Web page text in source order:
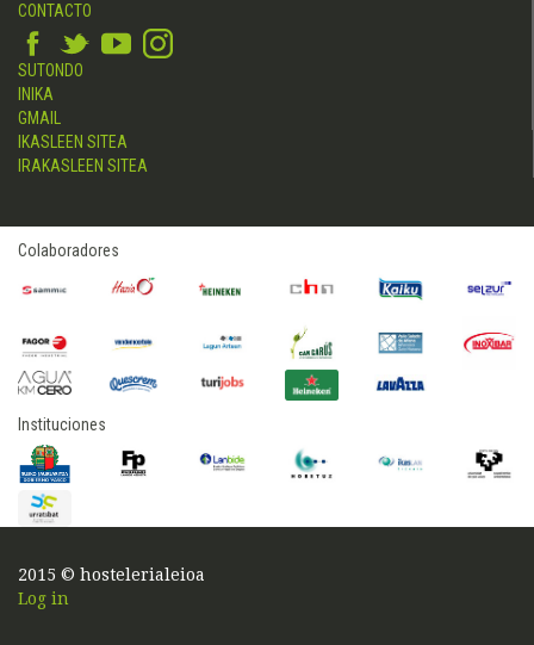
CONTACTO
SUTONDO
INIKA
GMAIL
IKASLEEN SITEA
IRAKASLEEN SITEA
Colaboradores
Instituciones
2015 © hostelerialeioa
Log in